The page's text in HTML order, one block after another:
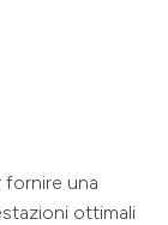
una
ottimali